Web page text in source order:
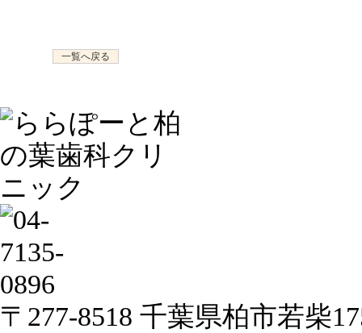
一覧へ戻る
〒277-8518 千葉県柏市若柴